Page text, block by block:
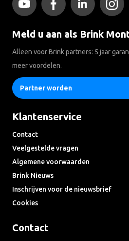
Meld u aan als Brink
Alleen voor Brink partners: 5 jaar
meer voordelen.
Partner worden
Klantenservice
Contact
Veelgestelde vragen
Algemene voorwaarden
Brink Nieuws
Inschrijven voor de nieuwsbrief
Cookies
Contact